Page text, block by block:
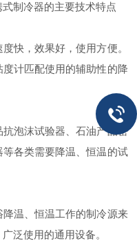
制冷器的主要技术特点
，效果好，使用方便。
计匹配使用的辅助性的降
泡沫试验器、石油产品密
各类需要降温、恒温的试
温、恒温工作的制冷源来
泛使用的通用设备。